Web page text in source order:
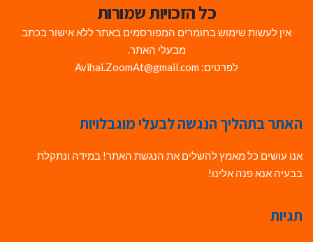
כל הזכויות שמורות
אין לעשות שימוש בחומרים המפורסמים באתר ללא אישור בכתב
מבעלי האתר.
לפרטים: Avihai.ZoomAt@gmail.com
האתר בתהליך הנגשה לבעלי מוגבלויות
אנו עושים כל מאמץ להשלים את הנגשת האתר! במידה ונתקלת
בבעיה אנא פנה אלינו!
תגיות